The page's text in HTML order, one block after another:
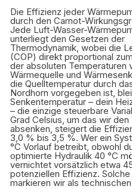
Die Effizienz jeder
durch den Carnot-
Jede Luft-Wasser-
unterliegt den Gesetzen der
Thermodynamik, wobei die
(COP) direkt proportional
der absoluten Temperaturen
Wärmequelle und
die Quelltemperatur durch
Nordhorn vorgegeben ist,
Senkentemperatur – dein
– die einzige steuerbare
Grad Celsius, um das wir den
absenken, steigert die
3,0 % bis 3,5 %. Wer ein
°C Vorlauf betreibt, obwohl
optimierte Hydraulik 40 °C
vernichtet vorsätzlich etwa
potenziellen Effizienz. Solche
markieren wir als technischen